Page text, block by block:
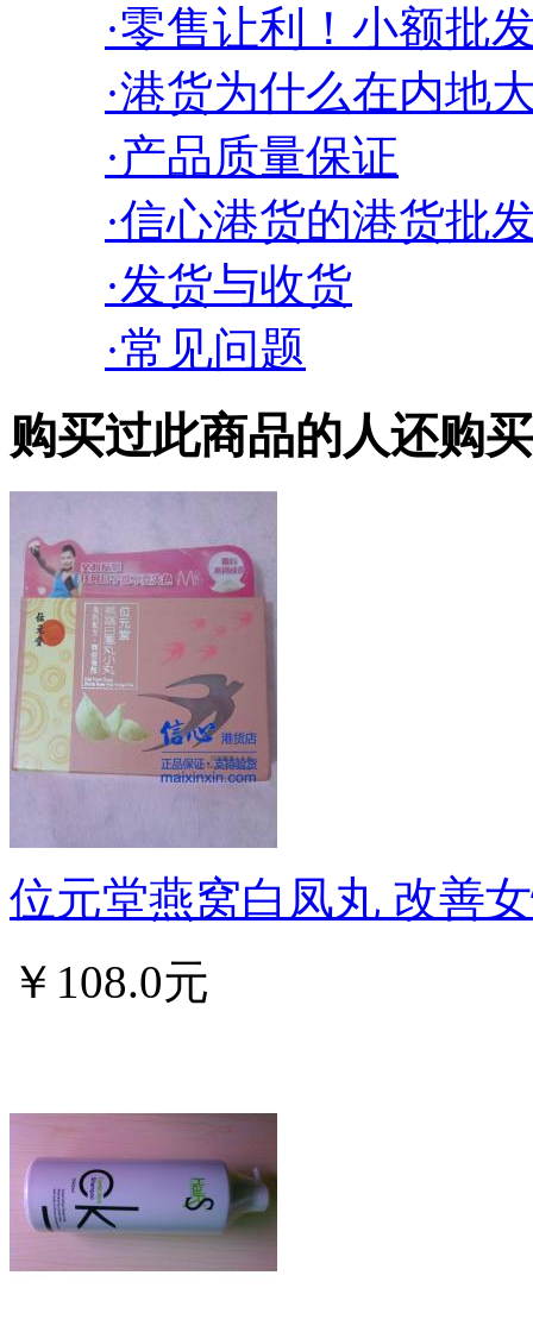
·零售让利！小额批
·港货为什么在内地
·产品质量保证
·信心港货的港货批
·发货与收货
·常见问题
购买过此商品的人还购
位元堂燕窝白凤丸 改善
￥108.0元